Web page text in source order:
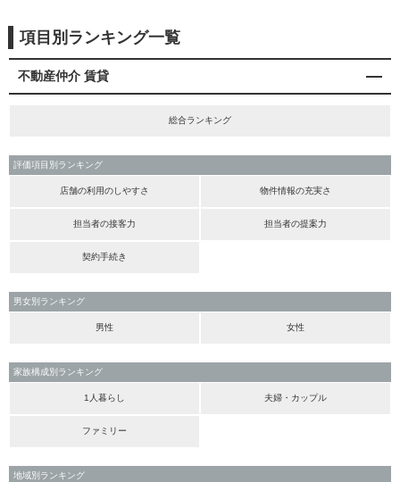
項目別ランキング一覧
不動産仲介 賃貸
総合ランキング
評価項目別ランキング
店舗の利用のしやすさ 物件情報の充実さ
担当者の接客力 担当者の提案力
契約手続き
男女別ランキング
男性 女性
家族構成別ランキング
1人暮らし 夫婦・カップル
ファミリー
地域別ランキング